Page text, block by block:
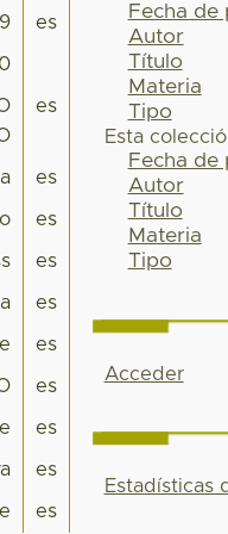
es
es
es
es
es
es
es
es
es
es
es
Fecha de
Autor
Título
Materia
Tipo
Esta
Fecha de
Autor
Título
Materia
Tipo
Acceder
Estadísticas